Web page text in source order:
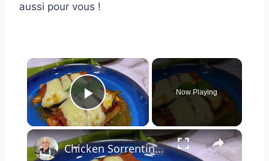
aussi pour vous !
×
Play Video
Now Playing
×
Chicken Sorrentino Recipe by Pasquale Sciarappa